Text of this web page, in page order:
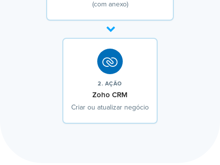
(com anexo)
2. AÇÃO
Zoho CRM
Criar ou atualizar negócio